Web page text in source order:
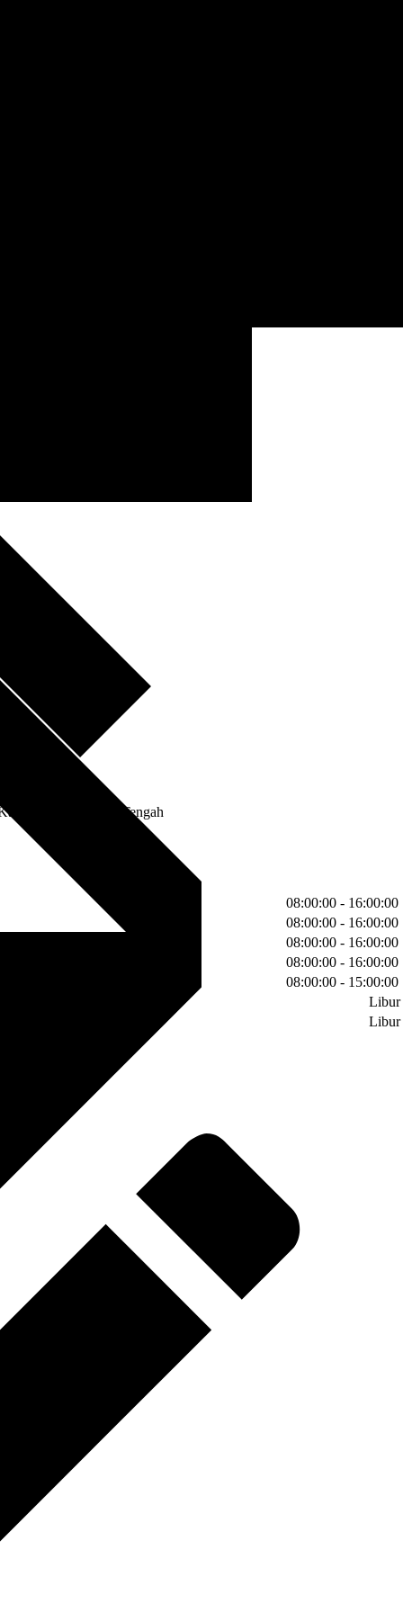
- Kalimantan Tengah
08:00:00 - 16:00:00
08:00:00 - 16:00:00
08:00:00 - 16:00:00
08:00:00 - 16:00:00
08:00:00 - 15:00:00
Libur
Libur